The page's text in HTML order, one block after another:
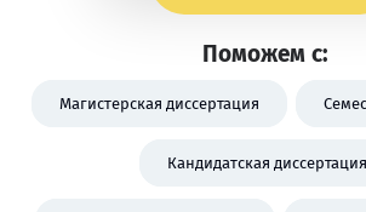
Поможем с:
Магистерская диссертация
Кандидатская диссертация